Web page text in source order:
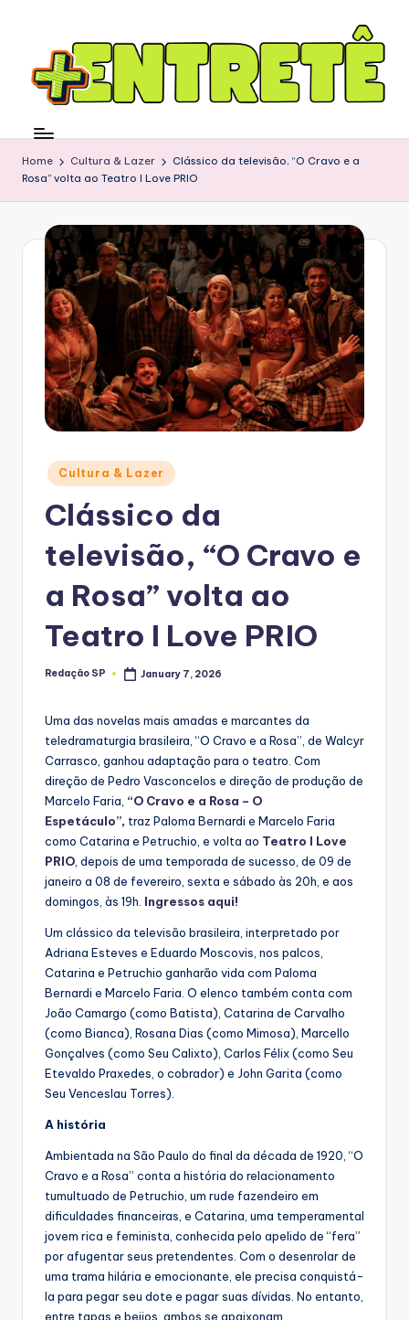
Home Cultura & Lazer
Clássico da televisão, “O Cravo e a
Rosa” volta ao Teatro I Love PRIO
Posted
in
Cultura & Lazer
Clássico da
televisão, “O Cravo e
a Rosa” volta ao
Teatro I Love PRIO
Posted
Redação SP January 7, 2026
Uma das novelas mais amadas e marcantes da
teledramaturgia brasileira, “O Cravo e a Rosa”, de Walcyr
Carrasco, ganhou adaptação para o teatro. Com
direção de Pedro Vasconcelos e direção de produção de
Marcelo Faria, “O Cravo e a Rosa – O
Espetáculo”, traz Paloma Bernardi e Marcelo Faria
como Catarina e Petruchio, e volta ao Teatro I Love
PRIO , depois de uma temporada de sucesso, de 09 de
janeiro a 08 de fevereiro, sexta e sábado às 20h, e aos
domingos, às 19h. Ingressos aqui!
Um clássico da televisão brasileira, interpretado por
Adriana Esteves e Eduardo Moscovis, nos palcos,
Catarina e Petruchio ganharão vida com Paloma
Bernardi e Marcelo Faria. O elenco também conta com
João Camargo (como Batista), Catarina de Carvalho
(como Bianca), Rosana Dias (como Mimosa), Marcello
Gonçalves (como Seu Calixto), Carlos Félix (como Seu
Etevaldo Praxedes, o cobrador) e John Garita (como
Seu Venceslau Torres).
A história
Ambientada na São Paulo do final da década de 1920, “O
Cravo e a Rosa” conta a história do relacionamento
tumultuado de Petruchio, um rude fazendeiro em
dificuldades financeiras, e Catarina, uma temperamental
jovem rica e feminista, conhecida pelo apelido de “fera”
por afugentar seus pretendentes. Com o desenrolar de
uma trama hilária e emocionante, ele precisa conquistá-
la para pegar seu dote e pagar suas dívidas. No entanto,
entre tapas e beijos, ambos se apaixonam